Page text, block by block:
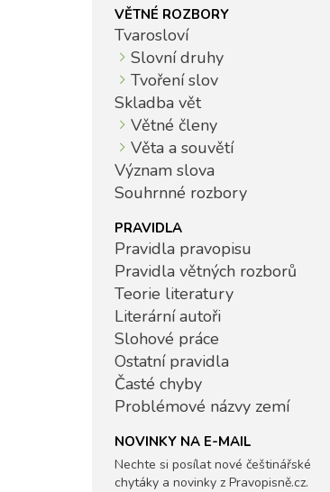
VĚTNÉ ROZBORY
Tvarosloví
Slovní druhy
Tvoření slov
Skladba vět
Větné členy
Věta a souvětí
Význam slova
Souhrnné rozbory
PRAVIDLA
Pravidla pravopisu
Pravidla větných rozborů
Teorie literatury
Literární autoři
Slohové práce
Ostatní pravidla
Časté chyby
Problémové názvy zemí
NOVINKY NA E-MAIL
Nechte si posílat nové češtinářské
chytáky a novinky z Pravopisně.cz.